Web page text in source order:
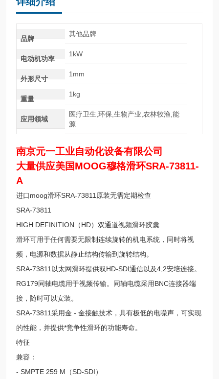
品牌
其他品牌
电动机功率
1kW
外形尺寸
1mm
重量
1kg
应用领域
医疗卫生,环保,生物产业,农林牧渔,能
源
南京元一工业自动化设备有限公司
大量供应美国MOOG穆格滑环SRA-73811-
A
进口moog滑环SRA-73811原装无需定期检查
SRA-73811
HIGH DEFINITION（HD）双通道视频滑环胶囊
滑环可用于任何需要无限制连续旋转的机电系统，同时将视
频，电源和数据从静止结构传输到旋转结构。
SRA-73811以太网滑环提供双HD-SDI通信以及4,2安培连接。
RG179同轴电缆用于视频传输。同轴电缆采用BNC连接器端
接，随时可以安装。
SRA-73811采用金 - 金接触技术，具有极低的电噪声，可实现
的性能，并提供*竞争性滑环的功能寿命。
特征
兼容：
- SMPTE 259 M（SD-SDI）